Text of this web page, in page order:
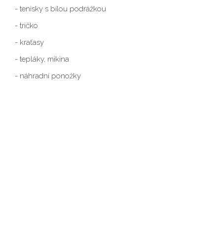
- tenisky s bílou podrážkou
- tričko
- kraťasy
- tepláky, mikina
- náhradní ponožky